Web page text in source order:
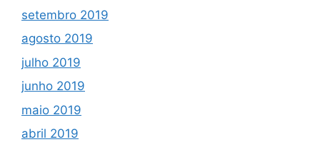
setembro 2019
agosto 2019
julho 2019
junho 2019
maio 2019
abril 2019